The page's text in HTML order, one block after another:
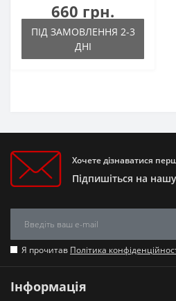
660 грн.
ПІД ЗАМОВЛЕННЯ 2-3
ДНІ
Хочете дізнаватися
Підпишіться на
Я прочитав Політика
Інформація